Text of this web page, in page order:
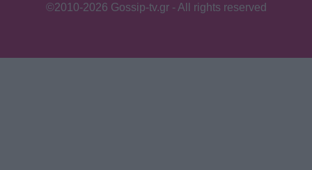
©2010-2026 Gossip-tv.gr - All rights reserved